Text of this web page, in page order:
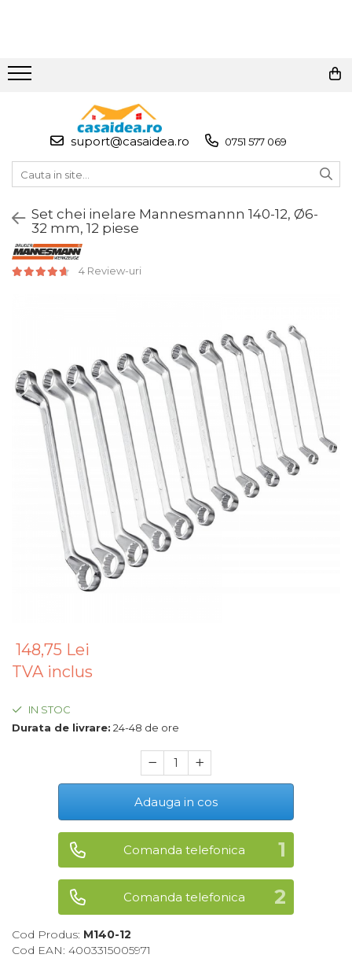
Adeziv Instant & Super Glue
Epoxidic
Banda Adeziva
Pasta de Lipit Universala
Suruburi
Banda Izolatoare
Articole Pentru Gradina
Accesorii Bucatarie
Termostat
Alarme Casa
Accesorii Baie
Accesorii Telefoane
Casti Audio
Accesorii Laptop & PC
Chinga & Suport Mobila
Maturi, Mopuri, Galeti &
Microscoape
Rafturi
Baterii & Acumulatori
Baterii AAA
Baterii AA
suport@casaidea.ro 0751 577 069
Set chei inelare Mannesmannn 140-12, Ø6-
32 mm, 12 piese
4 Review-uri
148,75 Lei
TVA inclus
IN STOC
Durata de livrare: 24-48 de ore
Adauga in cos
Comanda telefonica
Comanda telefonica
Cod Produs: M140-12
Cod EAN: 4003315005971